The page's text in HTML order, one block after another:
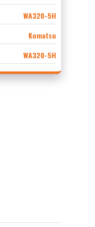
WA320-5H
Komatsu
WA320-5H